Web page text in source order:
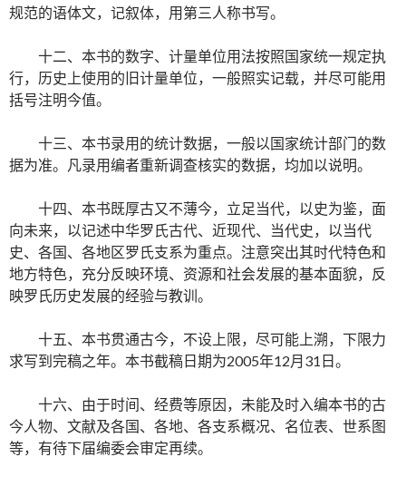
规范的语体文，记叙体，用第三人称书写。
十二、本书的数字、计量单位用法按照国家统一规定执
行，历史上使用的旧计量单位，一般照实记载，并尽可能用
括号注明今值。
十三、本书录用的统计数据，一般以国家统计部门的数
据为准。凡录用编者重新调查核实的数据，均加以说明。
十四、本书既厚古又不薄今，立足当代，以史为鉴，面
向未来，以记述中华罗氏古代、近现代、当代史，以当代
史、各国、各地区罗氏支系为重点。注意突出其时代特色和
地方特色，充分反映环境、资源和社会发展的基本面貌，反
映罗氏历史发展的经验与教训。
十五、本书贯通古今，不设上限，尽可能上溯，下限力
求写到完稿之年。本书截稿日期为2005年12月31日。
十六、由于时间、经费等原因，未能及时入编本书的古
今人物、文献及各国、各地、各支系概况、名位表、世系图
等，有待下届编委会审定再续。